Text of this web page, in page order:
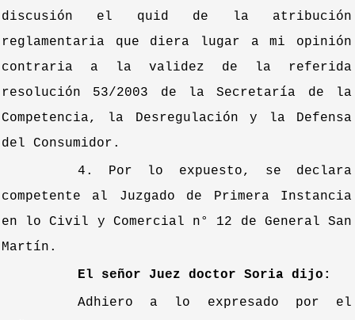
discusión el quid de la atribución
reglamentaria que diera lugar a mi opinión
contraria a la validez de la referida
resolución 53/2003 de la Secretaría de la
Competencia, la Desregulación y la Defensa
del Consumidor.
4. Por lo expuesto, se declara
competente al Juzgado de Primera Instancia
en lo Civil y Comercial n° 12 de General San
Martín.
El señor Juez doctor Soria dijo:
Adhiero a lo expresado por el